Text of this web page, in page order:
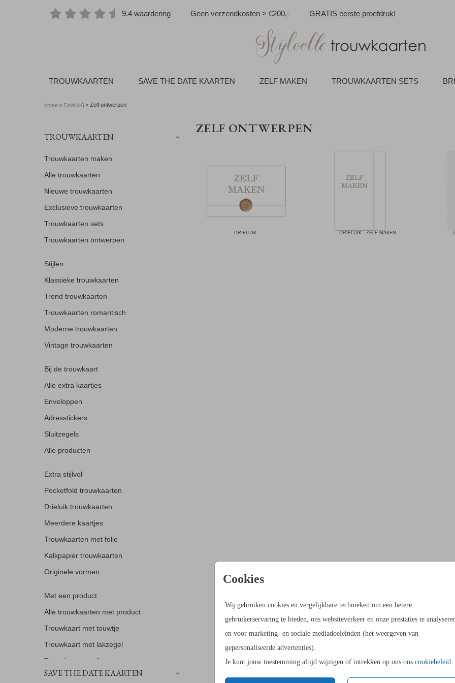
9.4 waardering Geen verzendkosten > €200,- GRATIS eerste proefdruk!
TROUWKAARTEN SAVE THE DATE KAARTEN ZELF MAKEN TROUWKAARTEN SETS
Cookies
Wij gebruiken cookies en vergelijkbare technieken om een betere
gebruikerservaring te bieden, ons websiteverkeer en onze prestaties te
en voor marketing- en sociale mediadoeleinden (het weergeven van
gepersonaliseerde advertenties).
Je kunt jouw toestemming altijd wijzigen of intrekken op ons ons cookiebeleid.
home > Drieluik\ > Zelf ontwerpen
TROUWKAARTEN
Trouwkaarten maken
Alle trouwkaarten
Nieuwe trouwkaarten
Exclusieve trouwkaarten
Trouwkaarten sets
Trouwkaarten ontwerpen
Stijlen
Klassieke trouwkaarten
Trend trouwkaarten
Trouwkaarten romantisch
Moderne trouwkaarten
Vintage trouwkaarten
Bij de trouwkaart
Alle extra kaartjes
Enveloppen
Adresstickers
Sluitzegels
Alle producten
Extra stijlvol
Pocketfold trouwkaarten
Drieluik trouwkaarten
Meerdere kaartjes
Trouwkaarten met folie
Kalkpapier trouwkaarten
Originele vormen
Met een product
Alle trouwkaarten met product
Trouwkaart met touwtje
Trouwkaart met lakzegel
Trouwkaart met lint
Trouwkaart met omslag
SAVE THE DATE KAARTEN
ZELF ONTWERPEN
DRIELUIK DRIELUIK - ZELF MAKEN